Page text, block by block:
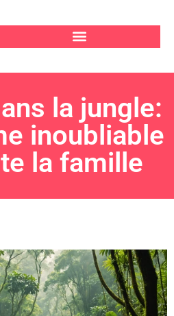
la jungle:
inoubliable
la famille